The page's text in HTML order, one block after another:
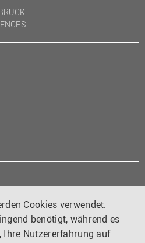
Cookies verwendet.
benötigt, während es
Ihre Nutzererfahrung auf